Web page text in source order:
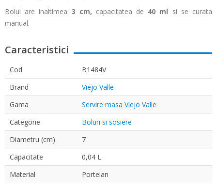
Bolul are inaltimea 3 cm, capacitatea de 40 ml si se curata
manual.
Caracteristici
Cod
B1484V
Brand
Viejo Valle
Gama
Servire masa Viejo Valle
Categorie
Boluri si sosiere
Diametru (cm)
7
Capacitate
0,04 L
Material
Portelan